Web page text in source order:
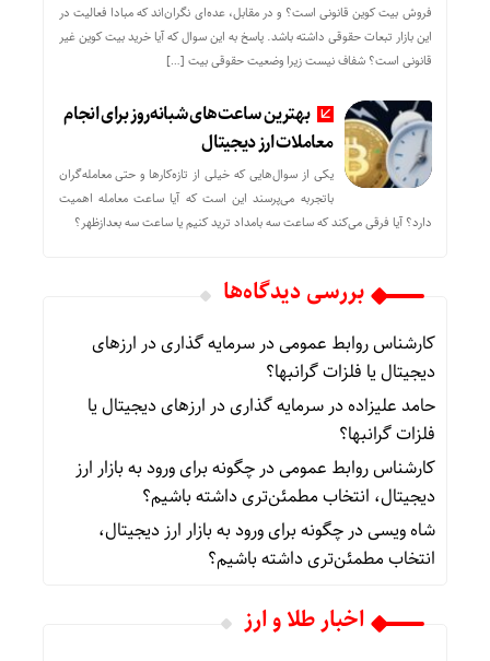
فروش بیت کوین قانونی است؟ و در مقابل، عده‌ای نگران‌اند که مبادا فعالیت در
این بازار تبعات حقوقی داشته باشد. پاسخ به این سوال که آیا خرید بیت کوین غیر
قانونی است؟ شفاف نیست زیرا وضعیت حقوقی بیت‌ […]
بهترین ساعت‌های شبانه‌روز برای انجام
معاملات ارز دیجیتال
یکی از سوال‌هایی که خیلی از تازه‌کارها و حتی معامله‌گران
باتجربه می‌پرسند این است که آیا ساعت معامله اهمیت
دارد؟ آیا فرقی می‌کند که ساعت سه بامداد ترید کنیم یا ساعت سه بعدازظهر؟
بررسی دیدگاه‌ها
کارشناس روابط عمومیدرسرمایه گذاری در ارزهای
دیجیتال یا فلزات گرانبها؟
حامد علیزادهدرسرمایه گذاری در ارزهای دیجیتال یا
فلزات گرانبها؟
کارشناس روابط عمومیدرچگونه برای ورود به بازار ارز
دیجیتال، انتخاب مطمئن‌تری داشته باشیم؟
شاه ویسیدرچگونه برای ورود به بازار ارز دیجیتال،
انتخاب مطمئن‌تری داشته باشیم؟
اخبار طلا و ارز